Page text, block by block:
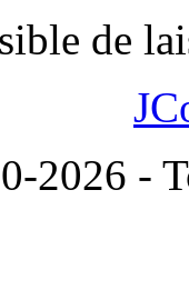
de
2026 -